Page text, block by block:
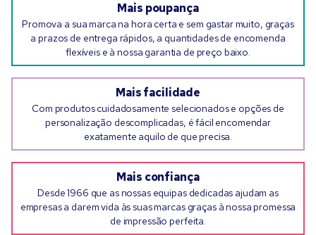
Mais poupança
Promova a sua marca na hora certa e sem gastar muito, graças
a prazos de entrega rápidos, a quantidades de encomenda
flexíveis e à nossa garantia de preço baixo.
Mais facilidade
Com produtos cuidadosamente selecionados e opções de
personalização descomplicadas, é fácil encomendar
exatamente aquilo de que precisa.
Mais confiança
Desde 1966 que as nossas equipas dedicadas ajudam as
empresas a darem vida às suas marcas graças à nossa promessa
de impressão perfeita.